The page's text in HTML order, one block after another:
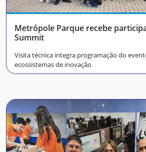
Metrópole Parque recebe
Summit
Visita técnica integra programação do
ecossistemas de inovação